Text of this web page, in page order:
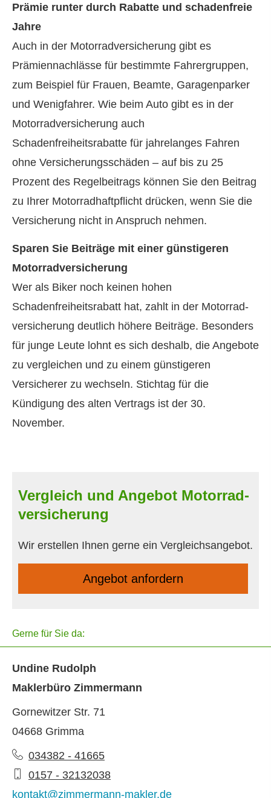
Prämie runter durch Rabatte und schadenfreie
Jahre
Auch in der Motor­rad­ver­sicherung gibt es
Prämiennachlässe für bestimmte Fahrergruppen,
zum Beispiel für Frauen, Beamte, Garagenparker
und Wenigfahrer. Wie beim Auto gibt es in der
Motor­rad­ver­sicherung auch
Schadenfreiheitsrabatte für jahrelanges Fahren
ohne Versicherungsschäden – auf bis zu 25
Prozent des Regelbeitrags können Sie den Beitrag
zu Ihrer Motorradhaftpflicht drücken, wenn Sie die
Versicherung nicht in Anspruch nehmen.
Sparen Sie Beiträge mit einer günstigeren
Motor­rad­ver­sicherung
Wer als Biker noch keinen hohen
Schadenfreiheitsrabatt hat, zahlt in der Motor­rad­
ver­sicherung deutlich höhere Beiträge. Besonders
für junge Leute lohnt es sich deshalb, die Angebote
zu ver­gleichen und zu einem günstigeren
Versicherer zu wechseln. Stichtag für die
Kündigung des alten Vertrags ist der 30.
November.
Vergleich und Angebot Motor­rad­
ver­sicherung
Wir erstellen Ihnen gerne ein Vergleichsangebot.
An­ge­bot an­for­dern
Gerne für Sie da:
Undine Rudolph
Maklerbüro Zimmermann
Gornewitzer Str. 71
04668 Grimma
034382 - 41665
0157 - 32132038
kontakt@zimmermann-makler.de